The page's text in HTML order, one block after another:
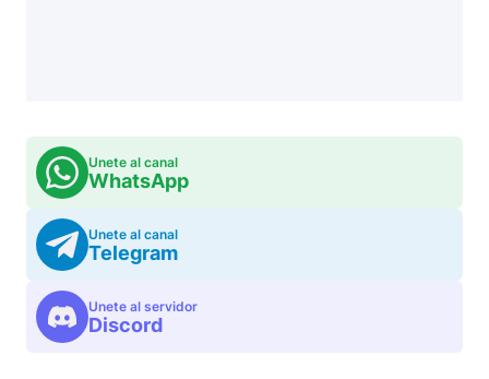
Unete al canal
WhatsApp
Unete al canal
Telegram
Unete al servidor
Discord